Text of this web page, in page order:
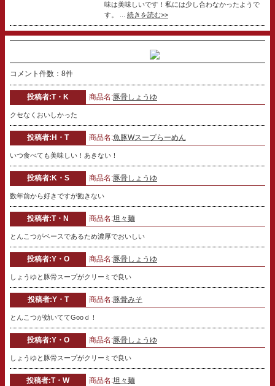
味は美味しいです！私には少し合わなかったようで
す。 ... 続きを読む>>
コメント件数：8件
投稿者:T・K 商品名:豚骨しょうゆ
クセなくおいしかった
投稿者:H・T 商品名:魚豚Wスープらーめん
いつ食べても美味しい！あきない！
投稿者:K・S 商品名:豚骨しょうゆ
数年前から好きですが飽きない
投稿者:T・N 商品名:坦々麺
とんこつがベースであるため濃厚でおいしい
投稿者:Y・O 商品名:豚骨しょうゆ
しょうゆと豚骨スープがクリーミで良い
投稿者:Y・T 商品名:豚骨みそ
とんこつが効いててGooｄ！
投稿者:Y・O 商品名:豚骨しょうゆ
しょうゆと豚骨スープがクリーミで良い
投稿者:T・W 商品名:坦々麺